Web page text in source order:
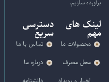
برآورده سازیم.
لینک های
مهم
محصولات ما
محل مصرف
دسترسی
سریع
تماس با ما
درباره ما